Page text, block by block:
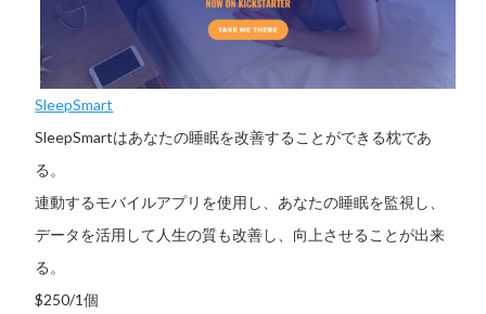
SleepSmart
SleepSmartはあなたの睡眠を改善することができる枕であ
る。
連動するモバイルアプリを使用し、あなたの睡眠を監視し、
データを活用して人生の質も改善し、向上させることが出来
る。
$250/1個